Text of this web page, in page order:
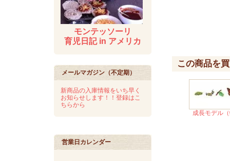
モンテッソーリ
育児日記 in アメリカ
メールマガジン（不定期）
新商品の入庫情報をいち早く
お知らせします！！登録はこ
ちらから
営業日カレンダー
この商品を
成長モデル